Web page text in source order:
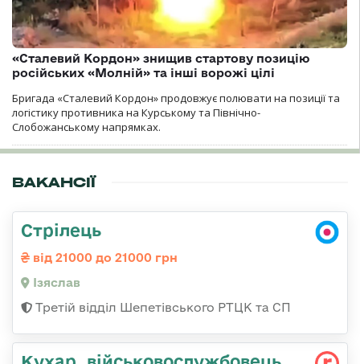
«Сталевий Кордон» знищив стартову позицію
російських «Молній» та інші ворожі цілі
Бригада «Сталевий Кордон» продовжує полювати на позиції та
логістику противника на Курському та Північно-
Слобожанському напрямках.
ВАКАНСІЇ
Стрілець
від 21000 до 21000 грн
Ізяслав
Третій відділ Шепетівського РТЦК та СП